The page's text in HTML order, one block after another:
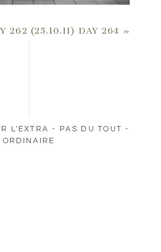
262 (25.10.11) DAY 264 »
L'EXTRA - PAS DU TOUT -
ORDINAIRE